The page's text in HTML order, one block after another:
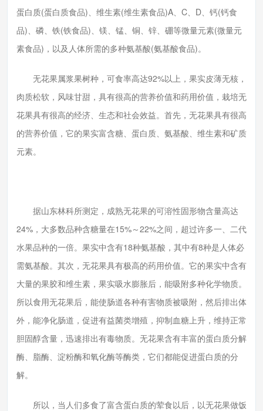
蛋白质(蛋白质食品)、维生素(维生素食品)A、C、D、钙(钙食
品)、磷、铁(铁食品)、镁、锰、铜、锌、硼等微量元素(微量元
素食品)，以及人体所需的多种氨基酸(氨基酸食品)。
无花果属浆果树种，可食率高达92%以上，果实皮薄无核，
肉质松软，风味甘甜，具有很高的营养价值和药用价值，栽培无
花果具有很高的经济、生态和社会效益。首先，无花果具有很高
的营养价值，它的果实富含糖、蛋白质、氨基酸、维生素和矿质
元素。
据山东林科所测定，成熟无花果的可溶性固形物含量高达
24%，大多数品种含糖量在15%～22%之间，超过许多一、二代
水果品种的一倍。果实中含有18种氨基酸，其中有8种是人体必
需氨基酸。其次，无花果具有极高的药用价值。它的果实中含有
大量的果胶和维生素，果实吸水膨胀后，能吸附多种化学物质。
所以食用无花果后，能使肠道各种有害物质被吸附，然后排出体
外，能净化肠道，促进有益菌类增殖，抑制血糖上升，维持正常
胆固醇含量，迅速排出有毒物质。无花果含有丰富的蛋白质分解
酶、脂酶、淀粉酶和氧化酶等酶类，它们都能促进蛋白质的分
解。
所以，当人们多食了富含蛋白质的荤食以后，以无花果做饭